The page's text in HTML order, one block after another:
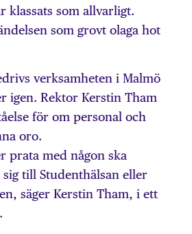
klassats som allvarligt.
som grovt olaga hot
verksamheten i Malmö
igen. Rektor Kerstin Tham
för om personal och
oro.
prata med någon ska
till Studenthälsan eller
säger Kerstin Tham, i ett